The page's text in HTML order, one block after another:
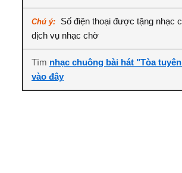
Chú ý:
Số điện thoại được tặng nhạc
dịch vụ nhạc chờ
Tìm nhạc chuông bài hát "Tòa
vào đây